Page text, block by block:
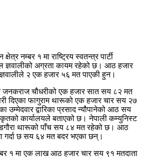
नम्बर १ मा राष्ट्रिय स्वतन्त्र पार्टी
ज्ञवालीको अग्रता कायम रहेको छ। आठ हजार
२ एक हजार ५६ मत पाएकी हुन।
जनकराज चौधरीको एक हजार सात सय ८२ मत
दिएका फागुराम थारूको एक हजार चार सय २७
उम्मेदवार द्वारिका प्रसाद न्यौपानेको आठ सय
कार्यालयले बताएको छ। नेपाली कम्युनिस्ट
डगौरा थारूको पाँच सय ८४ मत रहेको छ। आठ
छ सय ६४ मत बदर भएका छन्।
१ मा एक लाख आठ हजार चार सय ९१ मतदाता